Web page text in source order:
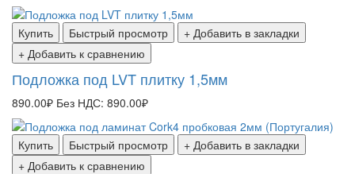
Купить Быстрый просмотр
+ Добавить в закладки
+ Добавить к сравнению
Подложка под LVT плитку 1,5мм
890.00₽ Без НДС: 890.00₽
Купить Быстрый просмотр
+ Добавить в закладки
+ Добавить к сравнению